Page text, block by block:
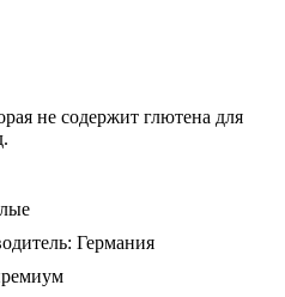
не содержит глютена для
Германия